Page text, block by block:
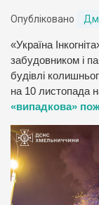
Опубліковано
«Україна
забудовником і
будівлі
на 10 листопада
«випадкова»